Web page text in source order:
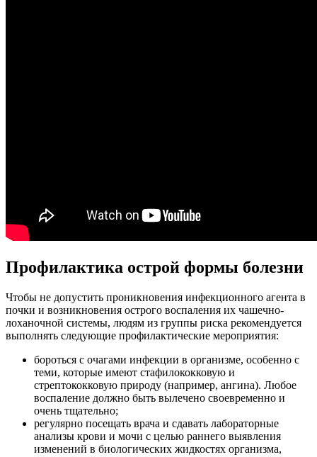
Профилактика острой формы болезни
Чтобы не допустить проникновения инфекционного агента в
почки и возникновения острого воспаления их чашечно-
лоханочной системы, людям из группы риска рекомендуется
выполнять следующие профилактические мероприятия:
бороться с очагами инфекции в организме, особенно с
теми, которые имеют стафилококковую и
стрептококковую природу (например, ангина). Любое
воспаление должно быть вылечено своевременно и
очень тщательно;
регулярно посещать врача и сдавать лабораторные
анализы крови и мочи с целью раннего выявления
изменений в биологических жидкостях организма,